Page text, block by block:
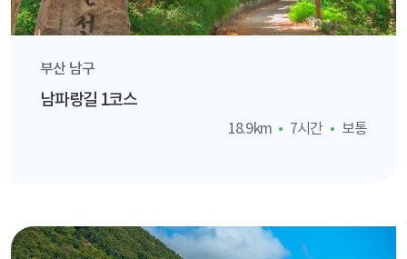
부산 남구
남파랑길 1코스
18.9km 7시간 보통